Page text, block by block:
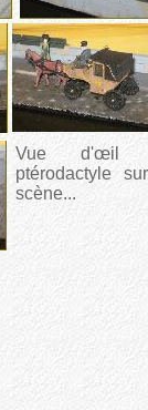
Vue d'œil
ptérodactyle
scène...